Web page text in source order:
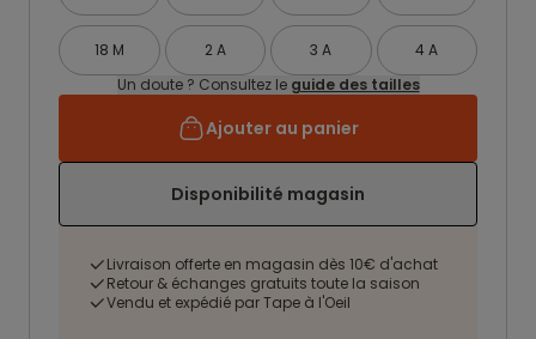
18 M 2 A 3 A
4 A
Un doute ? Consultez le guide des tailles
Ajouter au panier
Disponibilité magasin
Livraison offerte en magasin dès 10€ d'achat
Retour & échanges gratuits toute la saison
Vendu et expédié par Tape à l'Oeil